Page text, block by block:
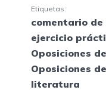
Etiquetas:
comentario
ejercicio
Oposiciones
Oposiciones
literatura